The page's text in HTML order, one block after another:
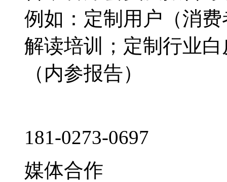
例如：定制用户（消
解读培训；定制行业
（内参报告）
181-0273-0697
媒体合作